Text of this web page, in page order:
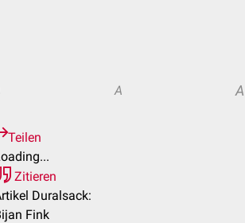
A A
Teilen
Zitieren
Duralsack:
Fink